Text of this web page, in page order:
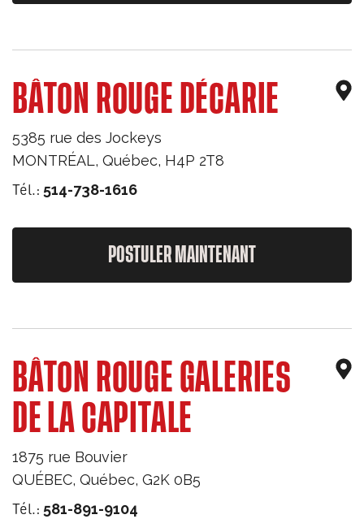
BÂTON ROUGE DÉCARIE
5385 rue des Jockeys
MONTRÉAL, Québec, H4P 2T8
Tél.: 514-738-1616
POSTULER MAINTENANT
BÂTON ROUGE GALERIES
DE LA CAPITALE
1875 rue Bouvier
QUÉBEC, Québec, G2K 0B5
Tél.: 581-891-9104